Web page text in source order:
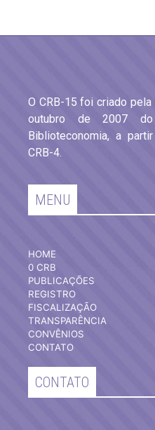
O CRB-15 foi criado
outubro de 2007
Biblioteconomia, a
CRB-4.
MENU
HOME
0 CRB
PUBLICAÇÕES
REGISTRO
FISCALIZAÇÃO
TRANSPARÊNCIA
CONVÊNIOS
CONTATO
CONTATO